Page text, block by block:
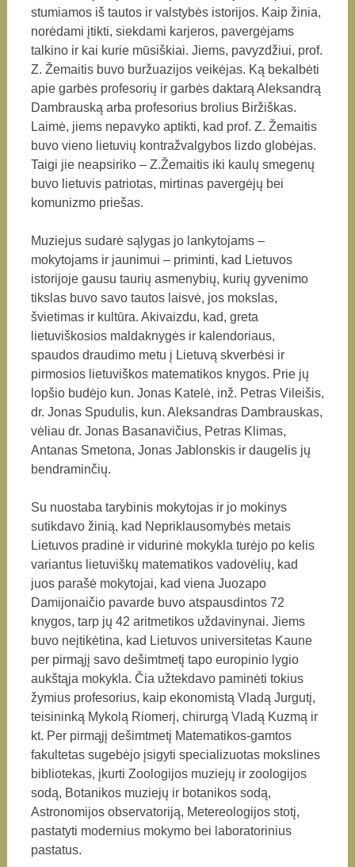
stumiamos iš tautos ir valstybės istorijos. Kaip žinia,
norėdami įtikti, siekdami karjeros, pavergėjams
talkino ir kai kurie mūsiškiai. Jiems, pavyzdžiui, prof.
Z. Žemaitis buvo buržuazijos veikėjas. Ką bekalbėti
apie garbės profesorių ir garbės daktarą Aleksandrą
Dambrauską arba profesorius brolius Biržiškas.
Laimė, jiems nepavyko aptikti, kad prof. Z. Žemaitis
buvo vieno lietuvių kontražvalgybos lizdo globėjas.
Taigi jie neapsiriko – Z.Žemaitis iki kaulų smegenų
buvo lietuvis patriotas, mirtinas pavergėjų bei
komunizmo priešas.
Muziejus sudarė sąlygas jo lankytojams –
mokytojams ir jaunimui – priminti, kad Lietuvos
istorijoje gausu taurių asmenybių, kurių gyvenimo
tikslas buvo savo tautos laisvė, jos mokslas,
švietimas ir kultūra. Akivaizdu, kad, greta
lietuviškosios maldaknygės ir kalendoriaus,
spaudos draudimo metu į Lietuvą skverbėsi ir
pirmosios lietuviškos matematikos knygos. Prie jų
lopšio budėjo kun. Jonas Katelė, inž. Petras Vileišis,
dr. Jonas Spudulis, kun. Aleksandras Dambrauskas,
vėliau dr. Jonas Basanavičius, Petras Klimas,
Antanas Smetona, Jonas Jablonskis ir daugelis jų
bendraminčių.
Su nuostaba tarybinis mokytojas ir jo mokinys
sutikdavo žinią, kad Nepriklausomybės metais
Lietuvos pradinė ir vidurinė mokykla turėjo po kelis
variantus lietuviškų matematikos vadovėlių, kad
juos parašė mokytojai, kad viena Juozapo
Damijonaičio pavarde buvo atspausdintos 72
knygos, tarp jų 42 aritmetikos uždavinynai. Jiems
buvo neįtikėtina, kad Lietuvos universitetas Kaune
per pirmąjį savo dešimtmetį tapo europinio lygio
aukštąja mokykla. Čia užtekdavo paminėti tokius
žymius profesorius, kaip ekonomistą Vladą Jurgutį,
teisininką Mykolą Riomerį, chirurgą Vladą Kuzmą ir
kt. Per pirmąjį dešimtmetį Matematikos-gamtos
fakultetas sugebėjo įsigyti specializuotas mokslines
bibliotekas, įkurti Zoologijos muziejų ir zoologijos
sodą, Botanikos muziejų ir botanikos sodą,
Astronomijos observatoriją, Metereologijos stotį,
pastatyti modernius mokymo bei laboratorinius
pastatus.